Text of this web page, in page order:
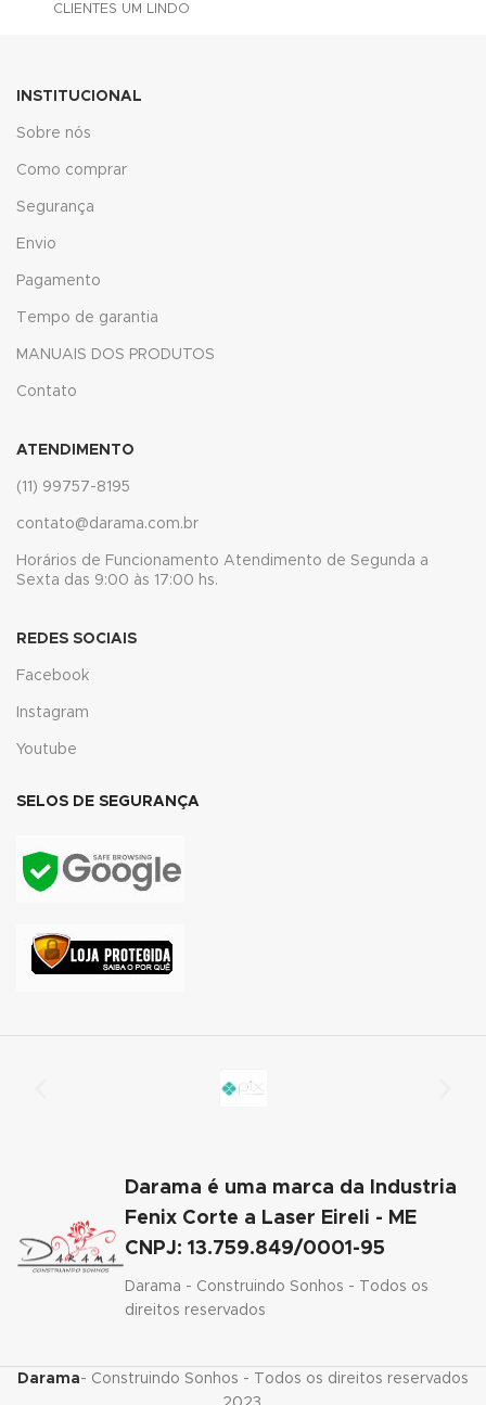
panel
Panel
panel
panel
satın al
panel
panel
panel
panel
panel
CLIENTES UM LINDO
INSTITUCIONAL
Sobre nós
Como comprar
Segurança
Envio
Pagamento
Tempo de garantia
MANUAIS DOS PRODUTOS
Contato
ATENDIMENTO
(11) 99757-8195
contato@darama.com.br
Horários de Funcionamento Atendimento de Segunda a
Sexta das 9:00 às 17:00 hs.
REDES SOCIAIS
Facebook
Instagram
Youtube
SELOS DE SEGURANÇA
Darama é uma marca da Industria
Fenix Corte a Laser Eireli - ME
CNPJ: 13.759.849/0001-95
Darama - Construindo Sonhos - Todos os
direitos reservados
Darama- Construindo Sonhos - Todos os direitos reservados